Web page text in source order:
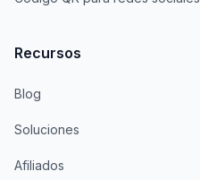
Recursos
Blog
Soluciones
Afiliados